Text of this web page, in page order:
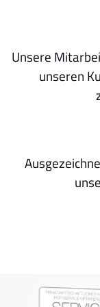
Unsere
unseren